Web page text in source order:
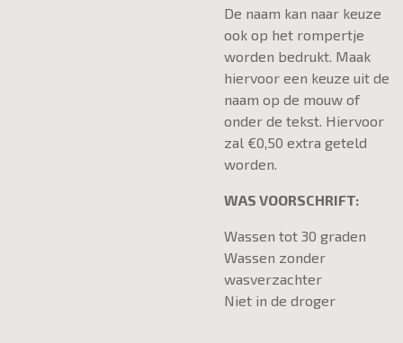
De naam kan naar keuze
ook op het rompertje
worden bedrukt. Maak
hiervoor een keuze uit de
naam op de mouw of
onder de tekst. Hiervoor
zal €0,50 extra geteld
worden.
WAS VOORSCHRIFT:
Wassen tot 30 graden
Wassen zonder
wasverzachter
Niet in de droger